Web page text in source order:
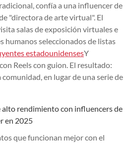
confía a una influencer de
"directora de arte virtual". El
salas de exposición virtuales e
humanos seleccionados de listas
estadounidensesY
Reels con guion. El resultado:
en lugar de una serie de
rendimiento con influencers de
en 2025
que funcionan mejor con el